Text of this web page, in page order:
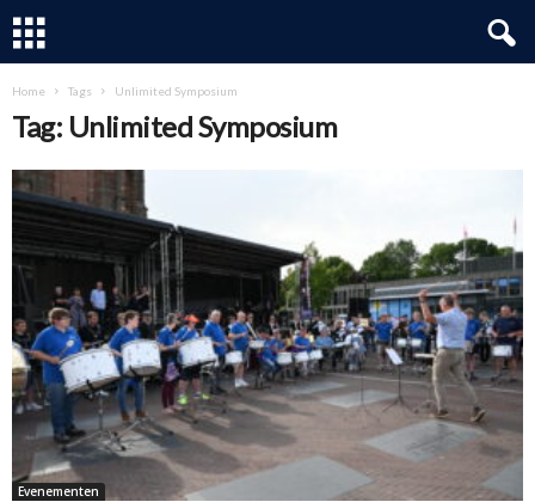
Home Tags Unlimited Symposium
Tag: Unlimited Symposium
Evenementen